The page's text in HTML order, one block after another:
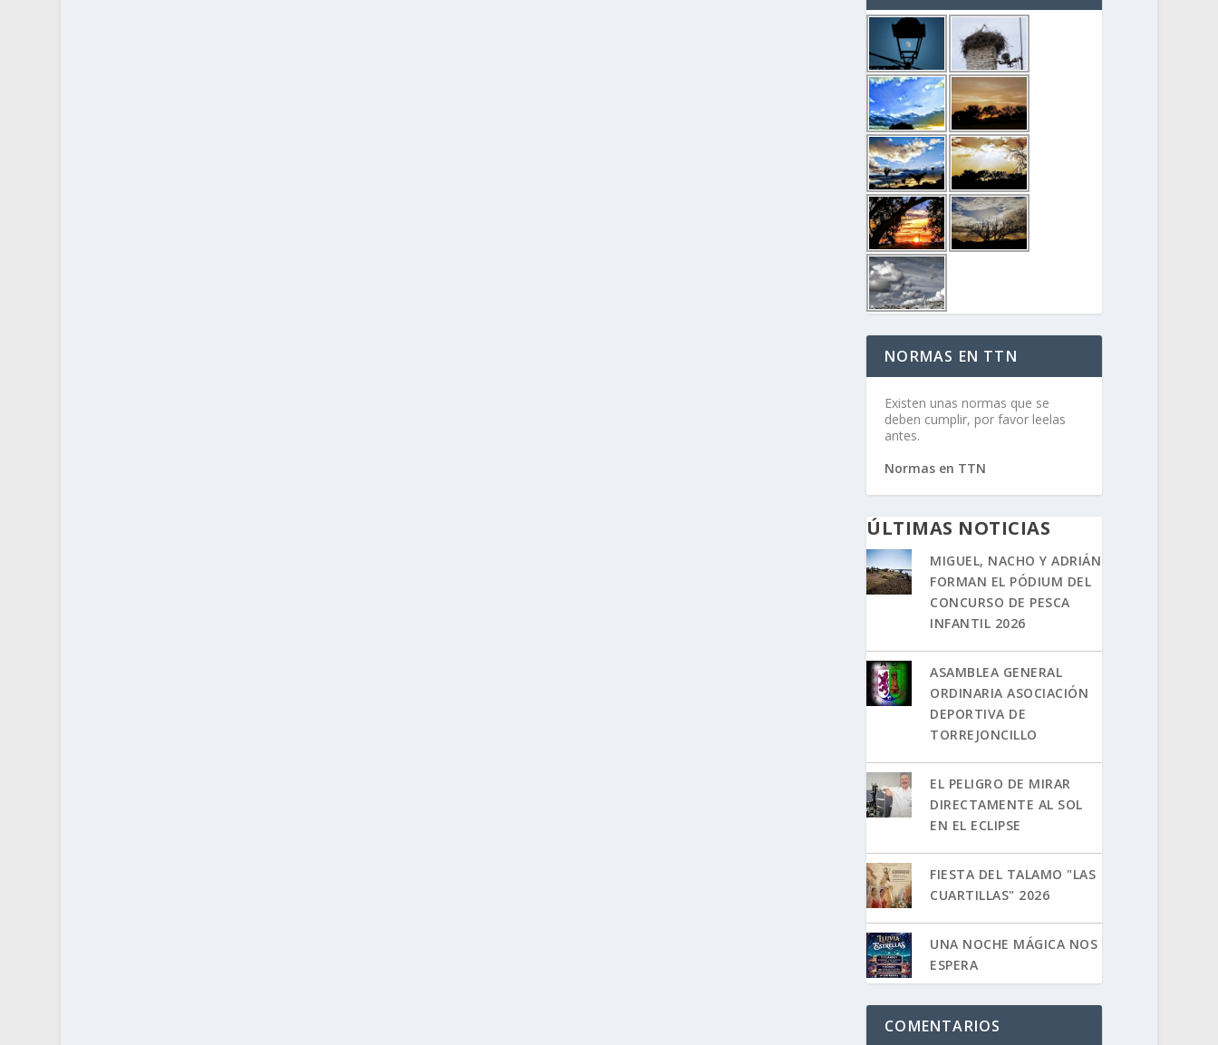
NORMAS EN TTN
Existen unas normas que se
deben cumplir, por favor leelas
antes.
Normas en TTN
ÚLTIMAS NOTICIAS
MIGUEL, NACHO Y ADRIÁN
FORMAN EL PÓDIUM DEL
CONCURSO DE PESCA
INFANTIL 2026
ASAMBLEA GENERAL
ORDINARIA ASOCIACIÓN
DEPORTIVA DE
TORREJONCILLO
EL PELIGRO DE MIRAR
DIRECTAMENTE AL SOL
EN EL ECLIPSE
FIESTA DEL TALAMO "LAS
CUARTILLAS" 2026
UNA NOCHE MÁGICA NOS
ESPERA
COMENTARIOS